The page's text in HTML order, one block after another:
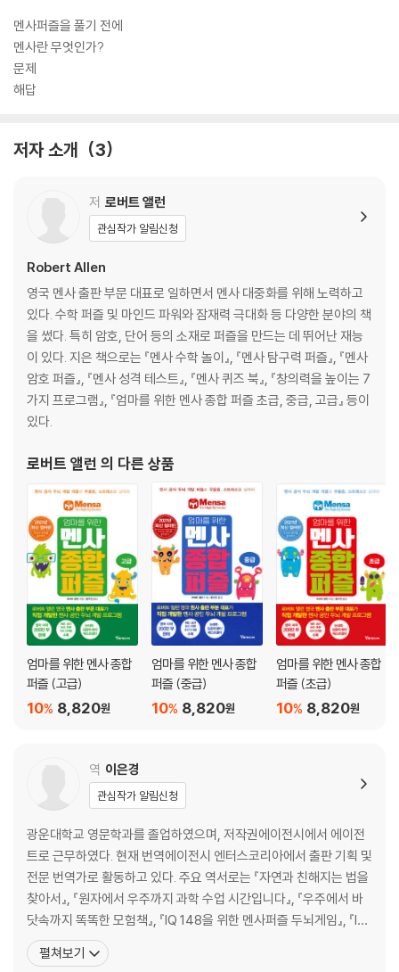
멘사퍼즐을 풀기 전에
멘사란 무엇인가?
문제
해답
저자 소개 3
저 로버트 앨런
관심작가 알림신청
Robert Allen
영국 멘사 출판 부문 대표로 일하면서 멘사 대중화를 위해 노력하고
있다. 수학 퍼즐 및 마인드 파워와 잠재력 극대화 등 다양한 분야의 책
을 썼다. 특히 암호, 단어 등의 소재로 퍼즐을 만드는 데 뛰어난 재능
이 있다. 지은 책으로는 『멘사 수학 놀이』, 『멘사 탐구력 퍼즐』, 『멘사
암호 퍼즐』, 『멘사 성격 테스트』, 『멘사 퀴즈 북』, 『창의력을 높이는 7
가지 프로그램』, 『엄마를 위한 멘사 종합 퍼즐 초급, 중급, 고급』 등이
있다.
로버트 앨런 의 다른 상품
엄마를 위한 멘사 종합
퍼즐 (고급)
8,820원
10%
엄마를 위한 멘사 종합
퍼즐 (중급)
8,820원
10%
엄마를 위한 멘사 종합
퍼즐 (초급)
8,820원
10%
역 이은경
관심작가 알림신청
광운대학교 영문학과를 졸업하였으며, 저작권에이전시에서 에이전
트로 근무하였다. 현재 번역에이전시 엔터스코리아에서 출판 기획 및
전문 번역가로 활동하고 있다. 주요 역서로는 『자연과 친해지는 법을
찾아서』, 『원자에서 우주까지 과학 수업 시간입니다』, 『우주에서 바
닷속까지 똑똑한 모험책』, 『IQ 148을 위한 멘사퍼즐 두뇌게임』, 『IQ
148을 위한 멘사퍼즐 수학게임』, 『IQ 148을 위한 멘사퍼즐 추론게
임』, 『IQ 148을 위한 멘사퍼즐 아이큐게임』, 『수학올림피아드의 천
펼쳐보기